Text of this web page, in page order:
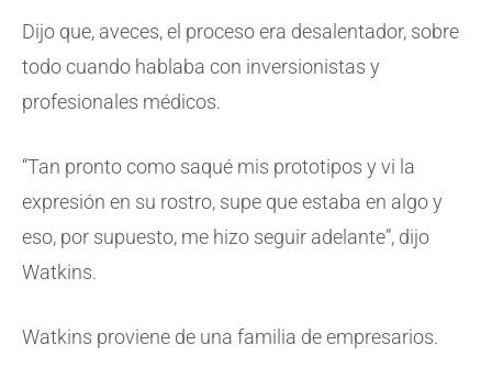
Dijo que, aveces, el proceso era desalentador, sobre
todo cuando hablaba con inversionistas y
profesionales médicos.
“Tan pronto como saqué mis prototipos y vi la
expresión en su rostro, supe que estaba en algo y
eso, por supuesto, me hizo seguir adelante”, dijo
Watkins.
Watkins proviene de una familia de empresarios.